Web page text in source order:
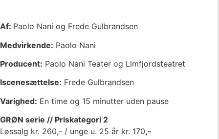
Af: Paolo Nani og Frede Gulbrandsen
Medvirkende: Paolo Nani
Producent: Paolo Nani Teater og Limfjordsteatret
Iscenesættelse: Frede Gulbrandsen
Varighed: En time og 15 minutter uden pause
GRØN serie // Priskategori 2
Løssalg kr. 260,- / unge u. 25 år kr. 170,-